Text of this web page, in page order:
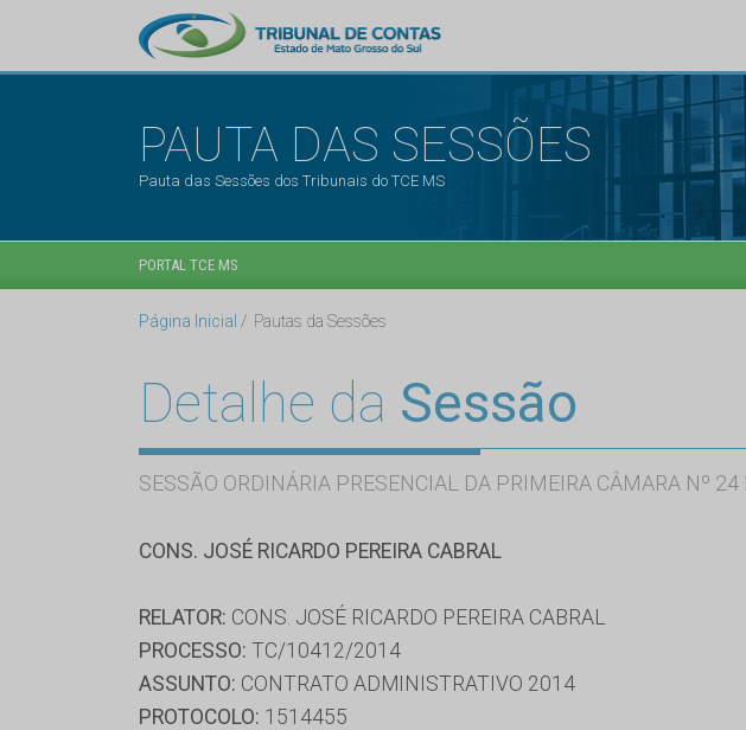
PAUTA DAS SESSÕES
Pauta das Sessões dos Tribunais do TCE MS
PORTAL TCE MS
Página Inicial Pautas da Sessões
Detalhe da Sessão
SESSÃO ORDINÁRIA PRESENCIAL DA PRIMEIRA CÂMARA Nº
CONS. JOSÉ RICARDO PEREIRA CABRAL
RELATOR: CONS. JOSÉ RICARDO PEREIRA CABRAL
PROCESSO: TC/10412/2014
ASSUNTO: CONTRATO ADMINISTRATIVO 2014
PROTOCOLO: 1514455